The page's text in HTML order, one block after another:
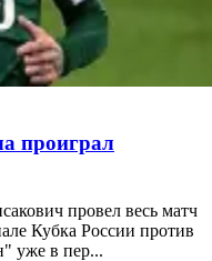
проиграл
провел весь матч
Кубка России против
уже в пер...